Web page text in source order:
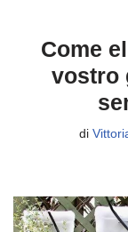
Come
vostro
di